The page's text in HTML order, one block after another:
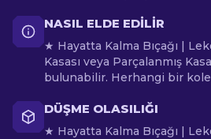
NASIL ELDE EDILIR
★ Hayatta Kalma Bıçağı |
Kasası veya Parçalanmış
bulunabilir. Herhangi bir
DÜŞME OLASILIĞI
★ Hayatta Kalma Bıçağı |